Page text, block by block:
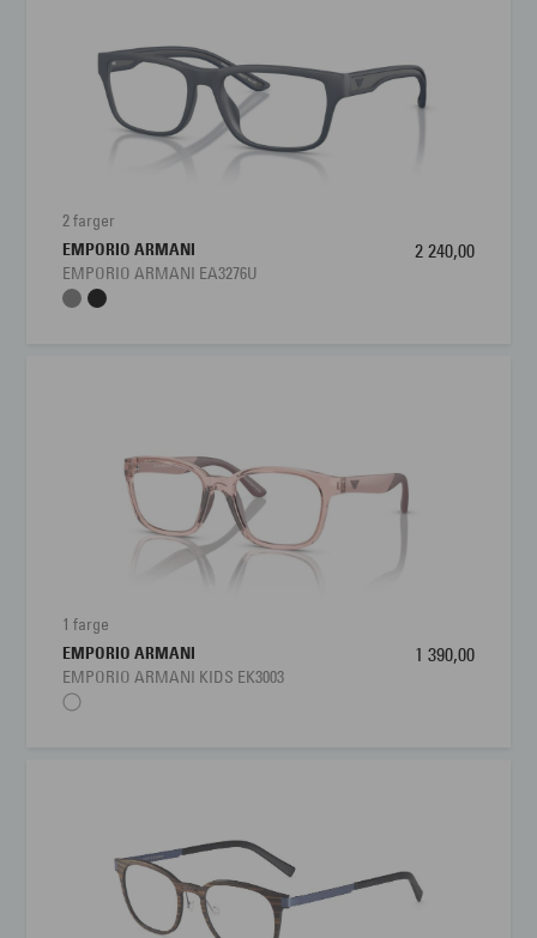
2 farger
EMPORIO ARMANI
EMPORIO ARMANI EA3276U
2 240,00
1 farge
EMPORIO ARMANI
EMPORIO ARMANI KIDS EK3003
1 390,00